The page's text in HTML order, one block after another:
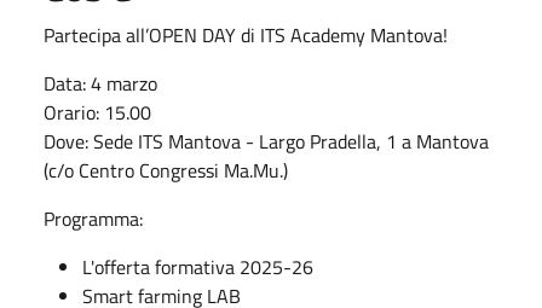
Partecipa all’OPEN DAY di ITS Academy Mantova!
Data: 4 marzo
Orario: 15.00
Dove: Sede ITS Mantova - Largo Pradella, 1 a Mantova
(c/o Centro Congressi Ma.Mu.)
Programma:
L'offerta formativa 2025-26
Smart farming LAB